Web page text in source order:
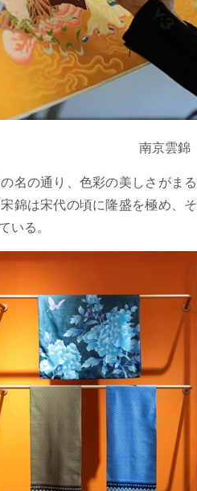
南京雲錦
名の通り、色彩の美しさがま
錦は宋代の頃に隆盛を極め、
いる。